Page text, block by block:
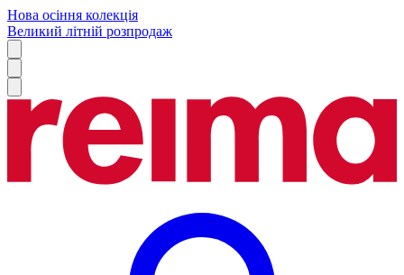
Нова осіння колекція
Великий літній розпродаж